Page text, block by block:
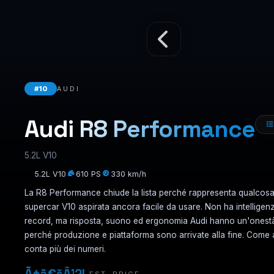
#10 AUDI
Audi R8 Performance
5.2L V10
5.2L V10 610 PS 330 km/h
La R8 Performance chiude la lista perché rappresenta
supercar V10 aspirata ancora facile da usare. Non ha
record, ma risposta, suono ed ergonomia Audi hanno
perché produzione e piattaforma sono arrivate alla fine. Come
conta più dei numeri.